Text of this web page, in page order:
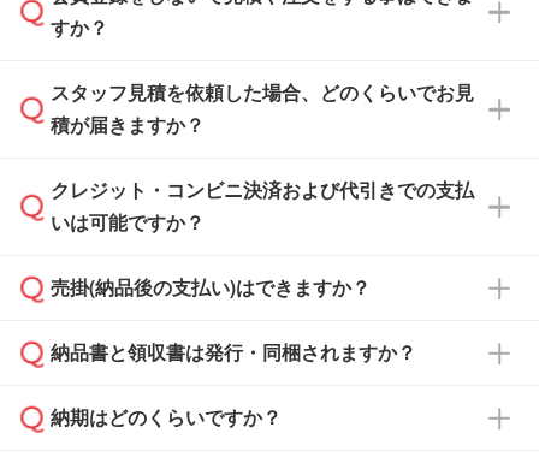
すか？
可能です。見積・注文フォームにて『ゲストの
まま進む』ボタンからお進みのうえ、ご依頼く
スタッフ見積を依頼した場合、どのくらいでお見
積が届きますか？
通常、翌営業日までにお送りしております。混
雑状況によっては、お時間をいただくこともご
依頼いただいた場合は、翌営業日以降のご連絡
クレジット・コンビニ決済および代引きでの支払
いは可能ですか？
銀行振込のみのご対応となります。
売掛(納品後の支払い)はできますか？
基本的には先入金をお願いしておりますが、自
どの場合は、月末締め翌月末払いに対応可能で
納品書と領収書は発行・同梱されますか？
納品書・領収書は ご依頼をいただいた場合の
納期はどのくらいですか？